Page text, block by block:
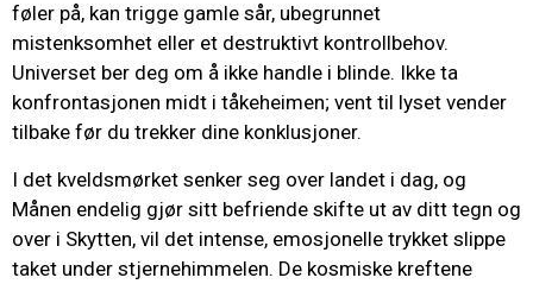
føler på, kan trigge gamle sår, ubegrunnet
mistenksomhet eller et destruktivt kontrollbehov.
Universet ber deg om å ikke handle i blinde. Ikke ta
konfrontasjonen midt i tåkeheimen; vent til lyset vender
tilbake før du trekker dine konklusjoner.
I det kveldsmørket senker seg over landet i dag, og
Månen endelig gjør sitt befriende skifte ut av ditt tegn og
over i Skytten, vil det intense, emosjonelle trykket slippe
taket under stjernehimmelen. De kosmiske kreftene